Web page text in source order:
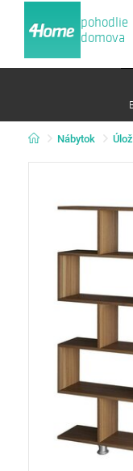
pohodlie
domova
Nábytok